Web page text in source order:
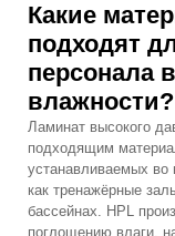
Какие
подходят
персонала
влажности?
Ламинат высокого
подходящим
устанавливаемых
как тренажёрные
бассейнах. HPL
поглощению влаги,